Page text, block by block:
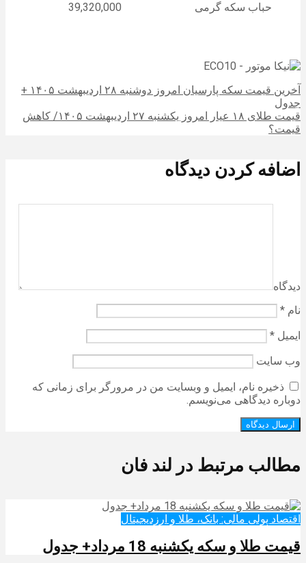
حباب سکه گرمی 39,320,000
آخرین قیمت سکه پارسیان امروز دوشنبه ۲۸ اردیبهشت ۱۴۰۵ +
جدول
قیمت طلای ۱۸ عیار امروز یکشنبه ۲۷ اردیبهشت ۱۴۰۵/ کاهش
قیمت؟
اضافه کردن دیدگاه
دیدگاه
نام *
ایمیل *
وب‌ سایت
ذخیره نام، ایمیل و وبسایت من در مرورگر برای زمانی که
دوباره دیدگاهی می‌نویسم.
مطالب مرتبط در لند فان
اقتصاد پولی مالی: بانک، طلا و ارزدیجیتال‌
قیمت طلا و سکه یکشنبه 18 مرداد+ جدول